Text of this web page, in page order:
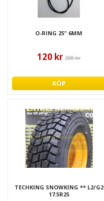
O-RING 25" 6MM
120 kr 288 kr
KÖP
TECHKING SNOWKING ** L2/G2
17.5R25